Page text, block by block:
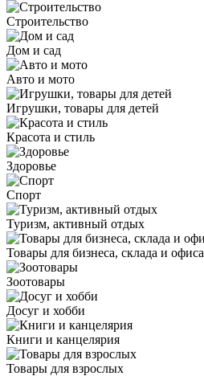
Строительство
Дом и сад
Авто и мото
Игрушки, товары для детей
Красота и стиль
Здоровье
Спорт
Туризм, активный отдых
Товары для бизнеса, склада и офиса
Зоотовары
Досуг и хобби
Книги и канцелярия
Товары для взрослых